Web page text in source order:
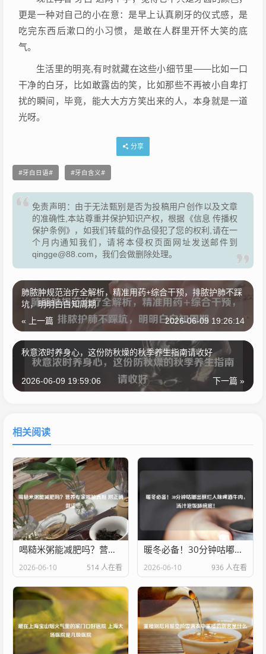
更是一种对自己的小在意：是早上认真刷牙的仪式感，是
吃完东西后漱口的小习惯，是敢在人群里开怀大笑的底
气。
生活里的明亮,有时就藏在这些小细节里——比如一口
干净的白牙，比如敢露齿的笑，比如那些不再被小自卑打
扰的瞬间，毕竟，能大大方方笑出来的人，本身就是一道
光呀。
分享
牙白日语 牙白含义
免责声明：由于无法甄别是否为投稿用户创作以及文章
的准确性,本站尊重并保护知识产权，根据《信息 传播权
保护条例》，如我们转载的作品侵犯了您的权利,请在一
个月内通知我们，请将本侵权页面网址发送邮件到
qingge@88.com，我们会做删除处理。
肺脓肿规范治疗全解析，精准用药+综合干预，排脓护肺不踩
坑，明明白白知周期
« 上一篇 2026-06-09 19:26:14
秋意浓时养身心，这份防秋燥的秋季养生指南请收好
下一篇 »
2026-06-09 19:59:06
相关阅读
喝糙米粥能减肥吗？营养专家揭秘真相 附正确做法
2026-06-10 514 人在看
暖冬必备！30分钟咕嘟出酥烂入味啤酒牛肉，汤汁泡饭舔碗底！
2026-06-10 936 人在看